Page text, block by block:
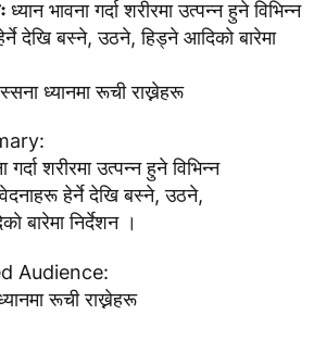
ध्यान भावना गर्दा शरीरमा उत्पन्न हुने विभिन्न
देखि बस्ने, उठने, हिड्ने आदिकाे बारेमा
ध्यानमा रूची राख्नेहरू
गर्दा शरीरमा उत्पन्न हुने विभिन्न
हेर्ने देखि बस्ने, उठने,
बारेमा निर्देशन ।
Audience:
रूची राख्नेहरू